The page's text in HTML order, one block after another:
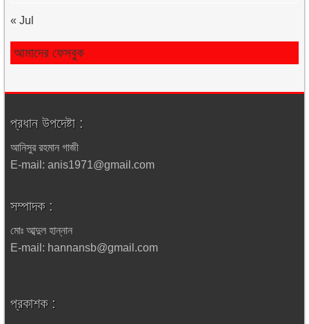
« Jul
আমাদের ফেসবুক
প্রধান উপদেষ্টা :
আনিসুর রহমান গাজী
E-mail: anis1971@gmail.com
সম্পাদক :
মোঃ আব্দুল হান্নান
E-mail: hannansb@gmail.com
প্রকাশক :